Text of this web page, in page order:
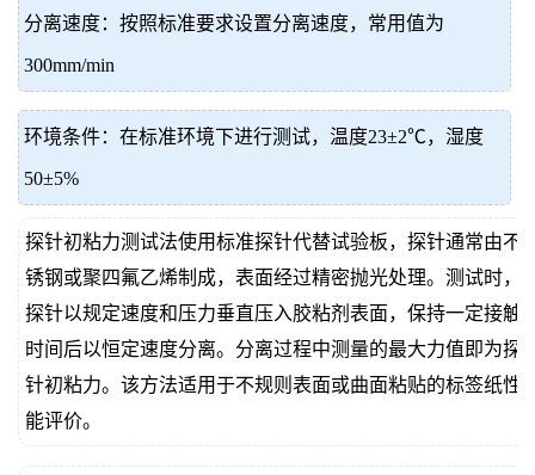
分离速度：按照标准要求设置分离速度，常用值为
300mm/min
环境条件：在标准环境下进行测试，温度23±2℃，湿度
50±5%
探针初粘力测试法使用标准探针代替试验板，探针通常由不
锈钢或聚四氟乙烯制成，表面经过精密抛光处理。测试时，
探针以规定速度和压力垂直压入胶粘剂表面，保持一定接触
时间后以恒定速度分离。分离过程中测量的最大力值即为探
针初粘力。该方法适用于不规则表面或曲面粘贴的标签纸性
能评价。